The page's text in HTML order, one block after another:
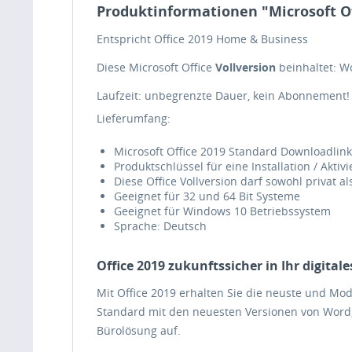
Produktinformationen "Microsoft
Entspricht Office 2019 Home & Business
Diese Microsoft Office Vollversion beinhaltet:
Laufzeit: unbegrenzte Dauer, kein Abonnement!
Lieferumfang:
Microsoft Office 2019 Standard Downloadlink
Produktschlüssel für eine Installation /
Diese Office Vollversion darf sowohl privat
Geeignet für 32 und 64 Bit Systeme
Geeignet für Windows 10 Betriebssystem
Sprache: Deutsch
Office 2019 zukunftssicher in Ihr
Mit Office 2019 erhalten Sie die neuste und
Standard mit den neuesten Versionen von
Bürolösung auf.